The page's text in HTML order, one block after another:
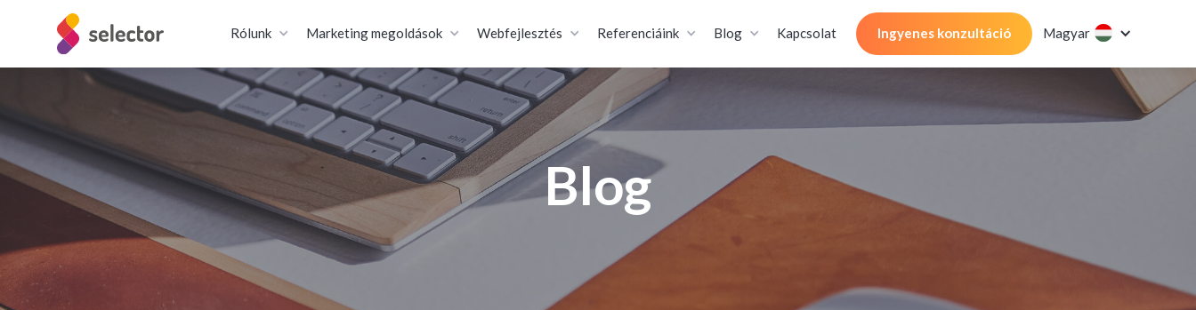
Rólunk Marketing megoldások Webfejlesztés Referenciáink Blog Kapcsolat Ingyenes konzultáció Magyar
Blog